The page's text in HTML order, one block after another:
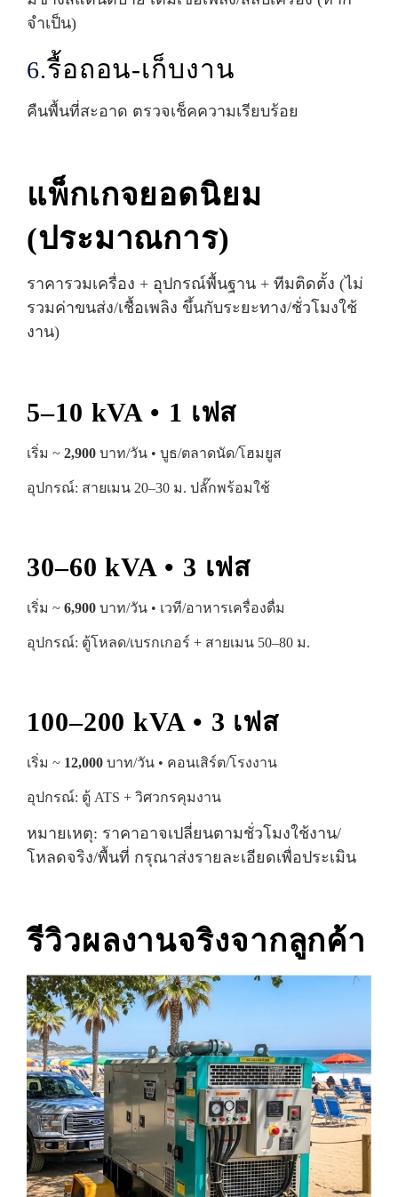
จำเป็น)
6.รื้อถอน-เก็บงาน
คืนพื้นที่สะอาด ตรวจเช็คความเรียบร้อย
แพ็กเกจยอดนิยม
(ประมาณการ)
ราคารวมเครื่อง + อุปกรณ์พื้นฐาน + ทีมติดตั้ง (ไม่
รวมค่าขนส่ง/เชื้อเพลิง ขึ้นกับระยะทาง/ชั่วโมงใช้
งาน)
5–10 kVA • 1 เฟส
เริ่ม ~ 2,900 บาท/วัน • บูธ/ตลาดนัด/โฮมยูส
อุปกรณ์: สายเมน 20–30 ม. ปลั๊กพร้อมใช้
30–60 kVA • 3 เฟส
เริ่ม ~ 6,900 บาท/วัน • เวที/อาหารเครื่องดื่ม
อุปกรณ์: ตู้โหลด/เบรกเกอร์ + สายเมน 50–80 ม.
100–200 kVA • 3 เฟส
เริ่ม ~ 12,000 บาท/วัน • คอนเสิร์ต/โรงงาน
อุปกรณ์: ตู้ ATS + วิศวกรคุมงาน
หมายเหตุ: ราคาอาจเปลี่ยนตามชั่วโมงใช้งาน/
โหลดจริง/พื้นที่ กรุณาส่งรายละเอียดเพื่อประเมิน
รีวิวผลงานจริงจากลูกค้า